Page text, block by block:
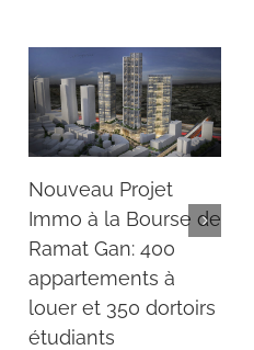
Nouveau Projet
Immo à la Bourse de
Ramat Gan: 400
appartements à
louer et 350 dortoirs
étudiants